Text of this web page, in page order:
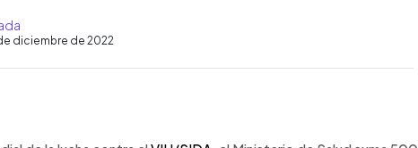
diciembre de 2022